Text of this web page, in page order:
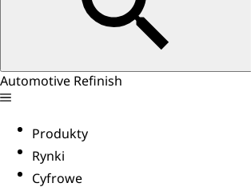
Automotive Refinish
Produkty
Rynki
Cyfrowe